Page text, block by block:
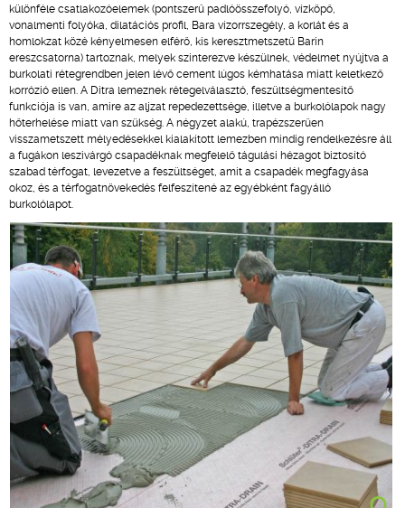
különféle csatlakozóelemek (pontszerű padlóösszefolyó, vízköpő,
vonalmenti folyóka, dilatációs profil, Bara vízorrszegély, a korlát és a
homlokzat közé kényelmesen elférő, kis keresztmetszetű Barin
ereszcsatorna) tartoznak, melyek szinterezve készülnek, védelmet nyújtva a
burkolati rétegrendben jelen lévő cement lúgos kémhatása miatt keletkező
korrózió ellen. A Ditra lemeznek rétegelválasztó, feszültségmentesítő
funkciója is van, amire az aljzat repedezettsége, illetve a burkolólapok nagy
hőterhelése miatt van szükség. A négyzet alakú, trapézszerűen
visszametszett mélyedésekkel kialakított lemezben mindig rendelkezésre áll
a fugákon leszivárgó csapadéknak megfelelő tágulási hézagot biztosító
szabad térfogat, levezetve a feszültséget, amit a csapadék megfagyása
okoz, és a térfogatnövekedés felfeszítené az egyébként fagyálló
burkolólapot.